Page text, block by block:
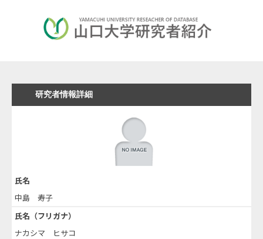
研究者情報詳細
氏名
中島 寿子
氏名（フリガナ）
ナカシマ ヒサコ